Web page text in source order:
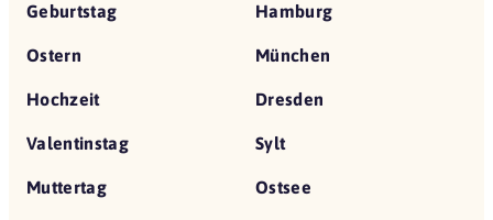
Geburtstag
Ostern
Hochzeit
Valentinstag
Muttertag
Hamburg
München
Dresden
Sylt
Ostsee